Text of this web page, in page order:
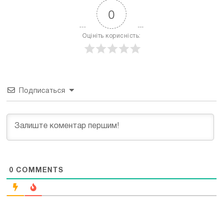
0
Оцініть корисність:
Подписаться
0 COMMENTS